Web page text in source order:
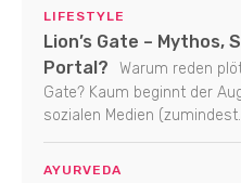
LIFESTYLE
Lion’s Gate – Mythos,
Portal?
Warum reden
Gate? Kaum beginnt der
sozialen Medien
AYURVEDA